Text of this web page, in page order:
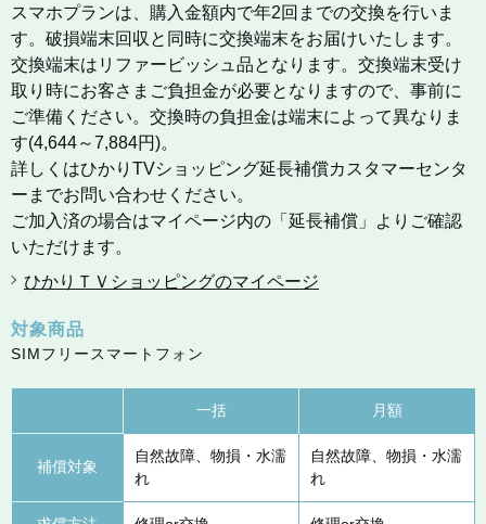
スマホプランは、購入金額内で年2回までの交換を行いま
す。破損端末回収と同時に交換端末をお届けいたします。
交換端末はリファービッシュ品となります。交換端末受け
取り時にお客さまご負担金が必要となりますので、事前に
ご準備ください。交換時の負担金は端末によって異なりま
す(4,644～7,884円)。
詳しくはひかりTVショッピング延長補償カスタマーセンタ
ーまでお問い合わせください。
ご加入済の場合はマイページ内の「延長補償」よりご確認
いただけます。
ひかりＴＶショッピングのマイページ
対象商品
SIMフリースマートフォン
一括 月額
補償対象
自然故障、物損・水濡
れ
自然故障、物損・水濡
れ